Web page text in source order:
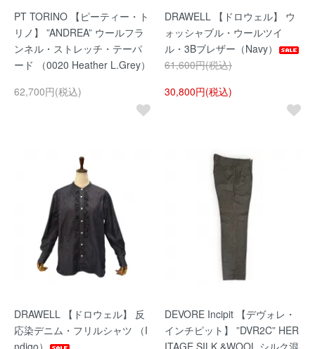
PT TORINO 【ピーティー・ト
リノ】 ”ANDREA” ウールフラ
ンネル・ストレッチ・テーパ
ード （0020 Heather L.Grey）
62,700円(税込)
DRAWELL 【ドロウェル】 ウ
ォッシャブル・ウールツイ
ル・3Bブレザー（Navy）
61,600円(税込)
30,800円(税込)
DRAWELL 【ドロウェル】 反
応染デニム・フリルシャツ （I
DEVORE Incipit 【デヴォレ・
インチピット】 ”DVR2C” HER